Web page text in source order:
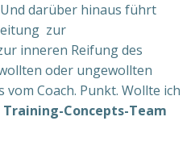
darüber hinaus führt
zur
inneren Reifung des
oder ungewollten
vom Coach. Punkt. Wollte ich
Training-Concepts-Team